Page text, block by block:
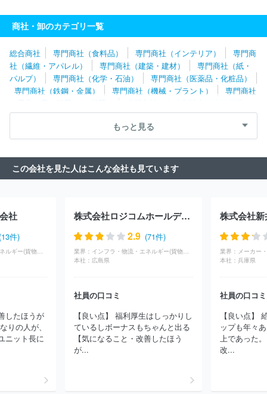
海澱粉株式会社
北陸コカ・コーラボトリング株式会社
株式会社
大水
株式会社Ｒ＆Ｃながの青果
ハム株式会社
エンド商事株式会社
株式会社ナリコマエンタープ
ライズ
小川珈琲株式会社 伊藤忠食品株式会社
株式会社マキシ
ム
株式会社マルイチ産商 中部水産株式会社
名古屋エアケータ
リング株式会社
総合食品エスイー株式会社
岐阜中央青果株式会
株式会社十文字チキンカンパニー
会社京樽分割会社
双日食料株式会社 株式会社ぬ利彦
三幸食品
株式会社
デリア食品株式会社 株式会社八千代ポートリー
会社ＮＩＧＩＴＡ
株式会社ベジテック
ベンダーサービス株式会
社
株式会社坂口
ユーシーシーコーヒープロフェッショナル株式
会社
ニチモウ株式会社 株式会社ペッパーフードサービス
株式
会社河内屋ジェノス
株式会社日本アクセス
ス
株式会社ミツハシ 株式会社日京クリエイト
株式会社ニチレ
株式会社ドトールコーヒー
ＪＡ全農ミートフーズ株式会
ひかり味噌株式会社
株式会社モリタ屋
株式会社ラクト・ジャパ
ン
株式会社ニッスイ ほか(2908件)
商社・卸のカテゴリ一覧
総合商社 専門商社（食料品） 専門商社（インテリア）
専門商
社（繊維・アパレル）
専門商社（建築・建材）
専門商社（紙・
パルプ）
専門商社（化学・石油）
専門商社（医薬品・化粧品）
専門商社（鉄鋼・金属）
専門商社（機械・プラント）
専門商社
（電子・電気機器・OA機器）
専門商社（自動車関連・輸送用機
器）
専門商社（医療機器）
専門商社（文具・事務用品・日用
専門商社（スポーツ・レジャー用品） 専門商社（その他）
もっと見る
この会社を見た人はこんな会社も見ています
社
件)
したほうが
りの人が、
ニット長に
株式会社ロジコムホールディングス
2.9 (71件)
業界：
本社： 広島県
社員の口コミ
【良い点】 福利厚生はしっかりし
ているしボーナスもちゃんと出る
【気になること・改善したほう
が...
株式会社
業界： メーカー
本社： 兵庫県
社員の口コミ
【良い点】
ップも年々
上であった
改...